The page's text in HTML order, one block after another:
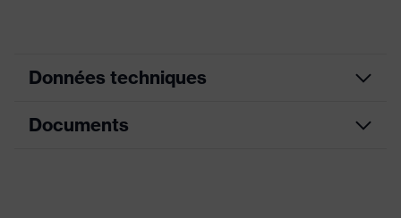
Données techniques
Couleur
Documents